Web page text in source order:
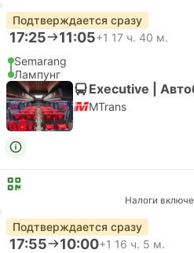
Подтверждается сразу
17:25 11:05+1 17 ч. 40 м.
Semarang
Лампунг
Executive |
MTrans
Налоги
Подтверждается сразу
17:55 10:00+1 16 ч. 5 м.